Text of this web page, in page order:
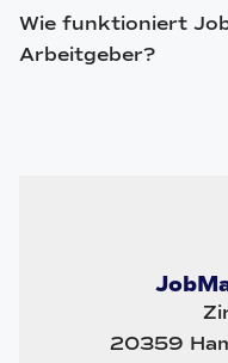
Wie funktioniert
Arbeitgeber?
20359